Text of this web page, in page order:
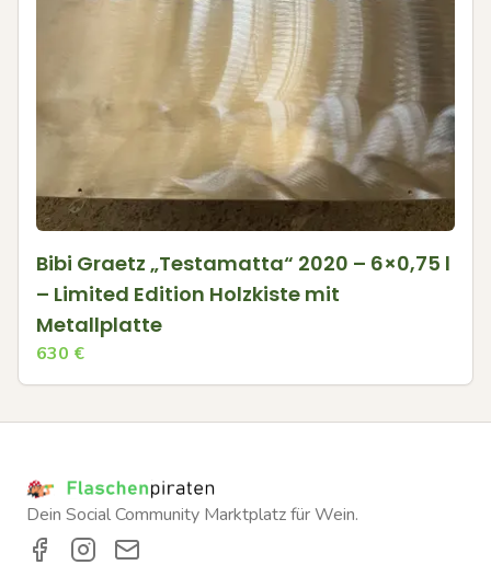
Bibi Graetz „Testamatta“ 2020 – 6×0,75 l
– Limited Edition Holzkiste mit
Metallplatte
630 €
Dein Social Community Marktplatz für Wein.